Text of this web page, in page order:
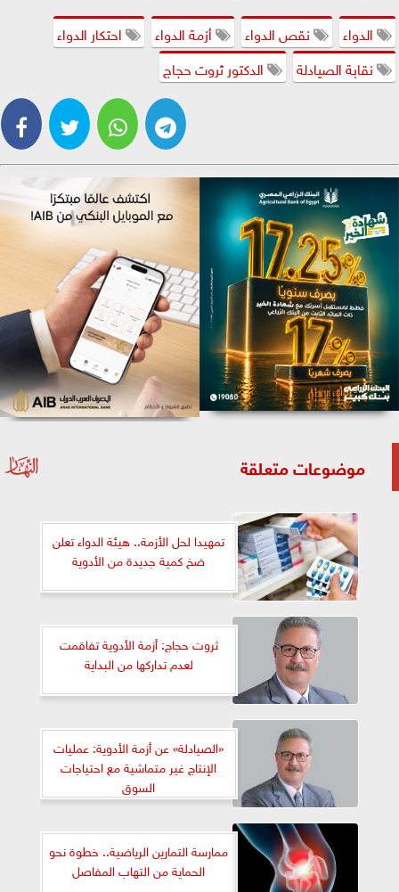
الدواء
نقص الدواء أزمة الدواء
احتكار الدواء
نقابة الصيادلة
الدكتور ثروت حجاج
موضوعات متعلقة
تمهيدا لحل الأزمة.. هيئة الدواء تعلن
ضخ كمية جديدة من الأدوية
ثروت حجاج: أزمة الأدوية تفاقمت
لعدم تداركها من البداية
«الصيادلة» عن أزمة الأدوية: عمليات
الإنتاج غير متماشية مع احتياجات
السوق
ممارسة التمارين الرياضية.. خطوة نحو
الحماية من التهاب المفاصل